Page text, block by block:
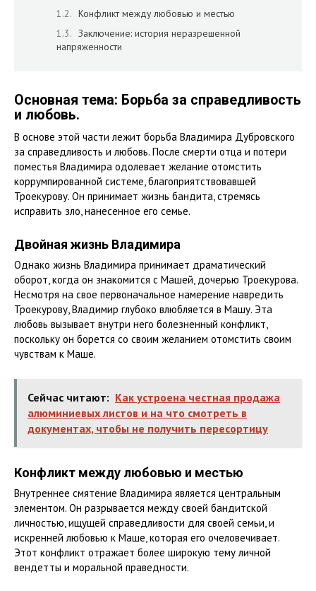
Конфликт между любовью и местью
Заключение: история неразрешенной
напряженности
Основная тема: Борьба за справедливость
и любовь.
В основе этой части лежит борьба Владимира Дубровского
за справедливость и любовь. После смерти отца и потери
поместья Владимира одолевает желание отомстить
коррумпированной системе, благоприятствовавшей
Троекурову. Он принимает жизнь бандита, стремясь
исправить зло, нанесенное его семье.
Двойная жизнь Владимира
Однако жизнь Владимира принимает драматический
оборот, когда он знакомится с Машей, дочерью Троекурова.
Несмотря на свое первоначальное намерение навредить
Троекурову, Владимир глубоко влюбляется в Машу. Эта
любовь вызывает внутри него болезненный конфликт,
поскольку он борется со своим желанием отомстить своим
чувствам к Маше.
Сейчас читают: Как устроена честная продажа
алюминиевых листов и на что смотреть в
документах, чтобы не получить пересортицу
Конфликт между любовью и местью
Внутреннее смятение Владимира является центральным
элементом. Он разрывается между своей бандитской
личностью, ищущей справедливости для своей семьи, и
искренней любовью к Маше, которая его очеловечивает.
Этот конфликт отражает более широкую тему личной
вендетты и моральной праведности.